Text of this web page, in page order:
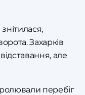
Захарків
але
перебіг